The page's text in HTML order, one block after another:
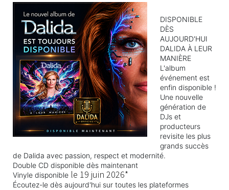
DISPONIBLE
DÈS
AUJOURD'HUI
DALIDA À LEUR
MANIÈRE
L'album
événement est
enfin disponible !
Une nouvelle
génération de
DJs et
producteurs
revisite les plus
grands succès
de Dalida avec passion, respect et modernité.
Double CD disponible dès maintenant
Vinyle disponible le 19 juin 2026*
Écoutez-le dès aujourd'hui sur toutes les plateformes